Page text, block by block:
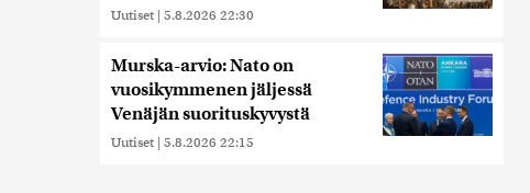
Uutiset | 5.8.2026 22:30
Murska-arvio: Nato on
vuosikymmenen jäljessä
Venäjän suorituskyvystä
Uutiset | 5.8.2026 22:15